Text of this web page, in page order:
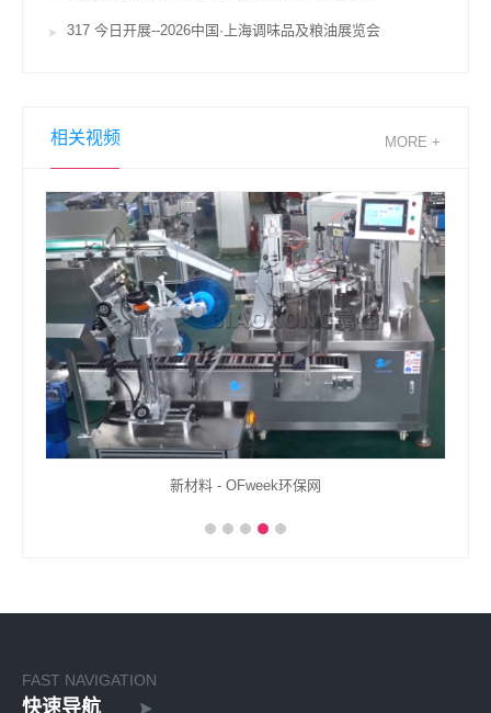
317 今日开展--2026中国·上海调味品及粮油展览会
相关视频 MORE +
新材料 - OFweek环保网
FAST NAVIGATION
快速导航